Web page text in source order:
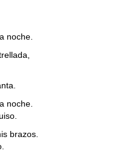
noche.
noche.
brazos.